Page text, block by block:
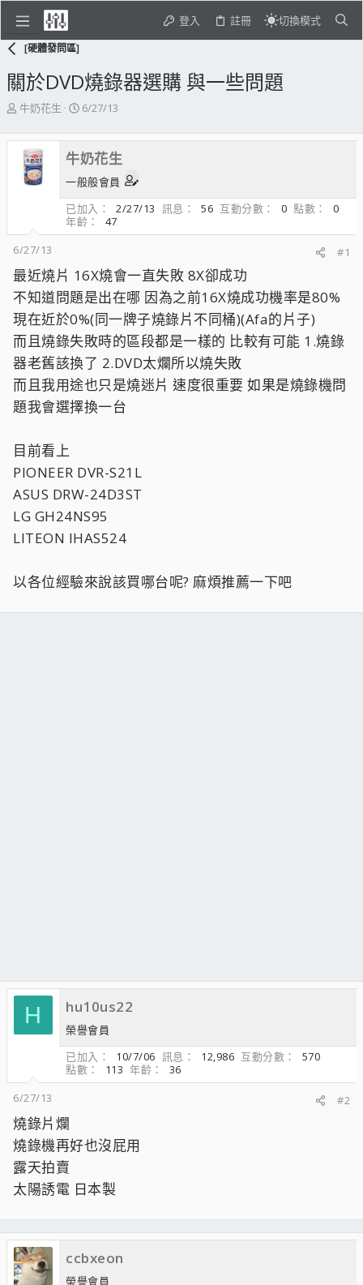
登入 註冊 切換模式
[硬體發問區]
關於DVD燒錄器選購 與一些問題
主
發
起
人
牛奶花生
開
日
期
6/27/13
牛奶花生
一般般會員
已加入
2/27/13 訊息 56 互動分數 0 點數
0
年齡
47
6/27/13
#1
最近燒片 16X燒會一直失敗 8X卻成功
不知道問題是出在哪 因為之前16X燒成功機率是80%
現在近於0%(同一牌子燒錄片不同桶)(Afa的片子)
而且燒錄失敗時的區段都是一樣的 比較有可能 1.燒錄
器老舊該換了 2.DVD太爛所以燒失敗
而且我用途也只是燒迷片 速度很重要 如果是燒錄機問
題我會選擇換一台
目前看上
PIONEER DVR-S21L
ASUS DRW-24D3ST
LG GH24NS95
LITEON IHAS524
以各位經驗來說該買哪台呢? 麻煩推薦一下吧
H hu10us22
榮譽會員
已加入
10/7/06 訊息 12,986 互動分數
570
點數
113 年齡
36
6/27/13
#2
燒錄片爛
燒錄機再好也沒屁用
露天拍賣
太陽誘電 日本製
ccbxeon
榮譽會員